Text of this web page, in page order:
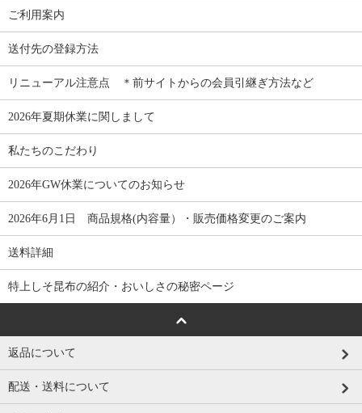
ご利用案内
送付先の登録方法
リニューアル注意点 ＊前サイトからの会員引継ぎ方法など
2026年夏期休業に関しまして
私たちのこだわり
2026年GW休業についてのお知らせ
2026年6月1日 商品規格(内容量）・販売価格変更のご案内
送料詳細
特上しそ昆布の紹介・おいしさの秘密ページ
返品について
配送・送料について